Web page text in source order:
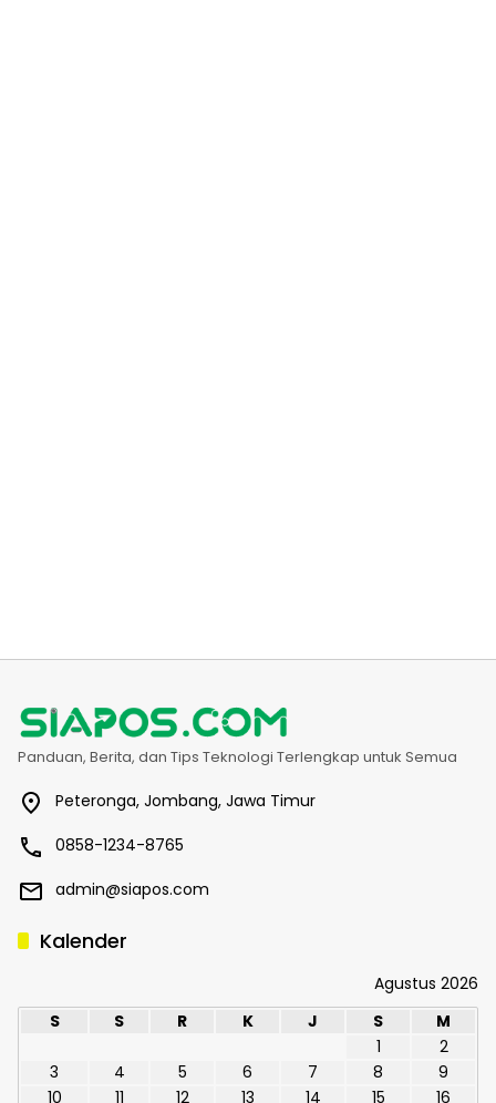
Panduan, Berita, dan Tips Teknologi Terlengkap untuk Semua
Peteronga, Jombang, Jawa Timur
0858-1234-8765
admin@siapos.com
Kalender
Agustus 2026
S
S R K J S
M
1
2
3
4 5 6 7 8
9
10
11 12 13 14 15 16